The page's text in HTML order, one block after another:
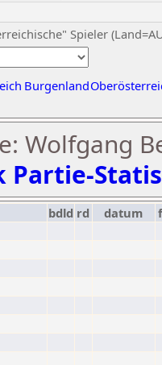
Spieler
Burgenland
Wolfgang
Partie-
bdld rd datum
f